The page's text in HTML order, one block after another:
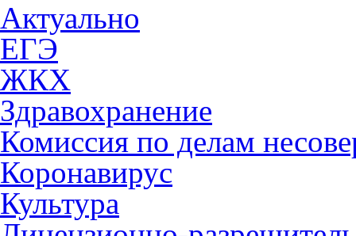
Актуально
ЕГЭ
ЖКХ
Здравохранение
Комиссия по делам
Коронавирус
Культура